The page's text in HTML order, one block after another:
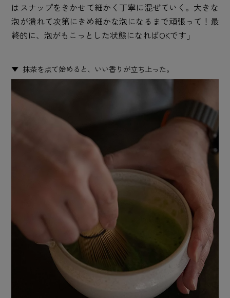
はスナップをきかせて細かく丁寧に混ぜていく。大きな
泡が潰れて次第にきめ細かな泡になるまで頑張って！最
終的に、泡がもこっとした状態になればOKです」
抹茶を点て始めると、いい香りが立ち上った。